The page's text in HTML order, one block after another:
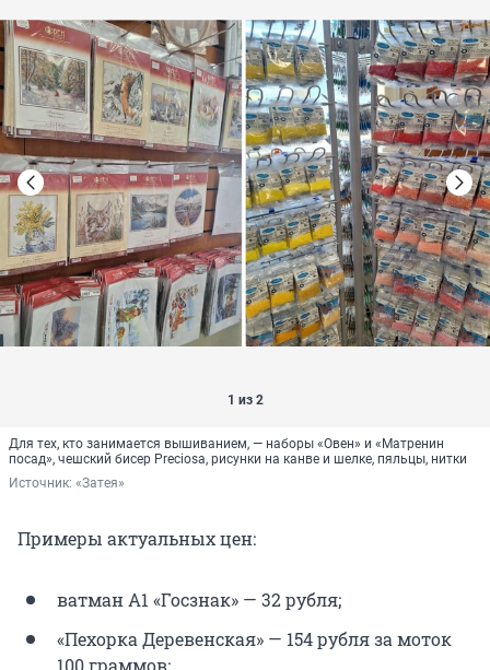
1 из 2
Для тех, кто занимается вышиванием, — наборы «Овен» и «Матренин
посад», чешский бисер Preciosa, рисунки на канве и шелке, пяльцы, нитки
Источник: «Затея»
Примеры актуальных цен:
ватман А1 «Госзнак» — 32 рубля;
«Пехорка Деревенская» — 154 рубля за моток
100 граммов;